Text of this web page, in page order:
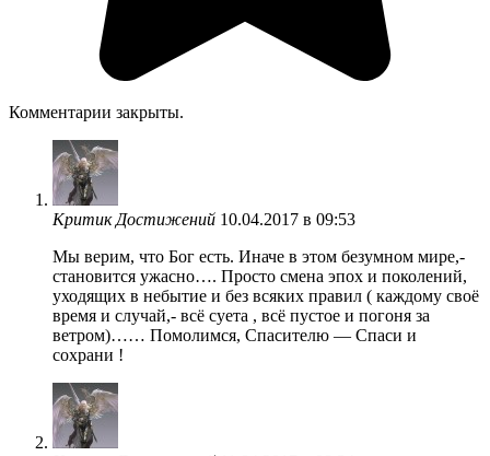
Комментарии закрыты.
Критик Достижений 10.04.2017 в 09:53
Мы верим, что Бог есть. Иначе в этом безумном мире,-
становится ужасно…. Просто смена эпох и поколений,
уходящих в небытие и без всяких правил ( каждому своё
время и случай,- всё суета , всё пустое и погоня за
ветром)…… Помолимся, Спасителю — Спаси и
сохрани !